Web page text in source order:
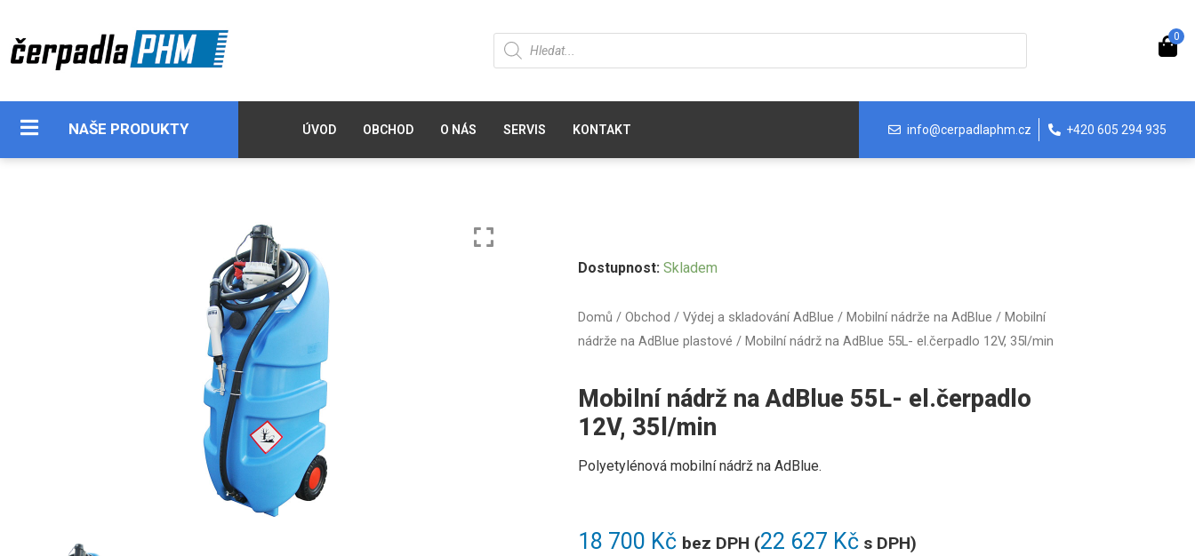
0
NAŠE PRODUKTY ÚVOD OBCHOD O NÁS SERVIS KONTAKT info@cerpadlaphm.cz +420 605 294 935
Domů / Obchod / Výdej a skladování AdBlue / Mobilní nádrže na AdBlue / Mobilní
nádrže na AdBlue plastové / Mobilní nádrž na AdBlue 55L- el.čerpadlo 12V, 35l/min
Mobilní nádrž na AdBlue 55L- el.čerpadlo
12V, 35l/min
18 700 Kč bez DPH (22 627 Kčs DPH)
Polyetylénová mobilní nádrž na AdBlue.
Dostupnost: Skladem